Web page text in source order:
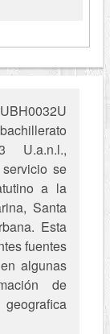
U.a.n.l.,
se
a la
Santa
Esta
fuentes
algunas
de